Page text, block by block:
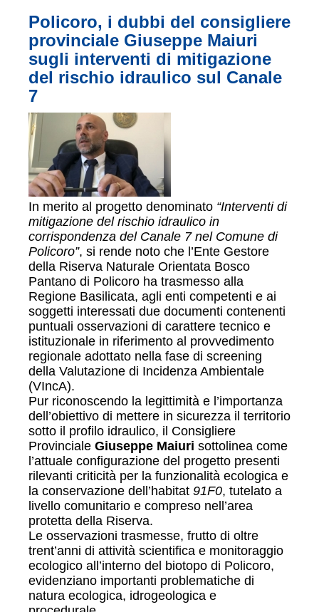
Policoro, i dubbi del consigliere
provinciale Giuseppe Maiuri
sugli interventi di mitigazione
del rischio idraulico sul Canale
7
In merito al progetto denominato “Interventi di
mitigazione del rischio idraulico in
corrispondenza del Canale 7 nel Comune di
Policoro”, si rende noto che l’Ente Gestore
della Riserva Naturale Orientata Bosco
Pantano di Policoro ha trasmesso alla
Regione Basilicata, agli enti competenti e ai
soggetti interessati due documenti contenenti
puntuali osservazioni di carattere tecnico e
istituzionale in riferimento al provvedimento
regionale adottato nella fase di screening
della Valutazione di Incidenza Ambientale
(VIncA).
Pur riconoscendo la legittimità e l’importanza
dell’obiettivo di mettere in sicurezza il territorio
sotto il profilo idraulico, il Consigliere
Provinciale Giuseppe Maiuri sottolinea come
l’attuale configurazione del progetto presenti
rilevanti criticità per la funzionalità ecologica e
la conservazione dell’habitat 91F0, tutelato a
livello comunitario e compreso nell’area
protetta della Riserva.
Le osservazioni trasmesse, frutto di oltre
trent’anni di attività scientifica e monitoraggio
ecologico all’interno del biotopo di Policoro,
evidenziano importanti problematiche di
natura ecologica, idrogeologica e